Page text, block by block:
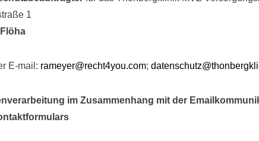
1
E-mail: rameyer@recht4you.com;
im Zusammenhang mit der